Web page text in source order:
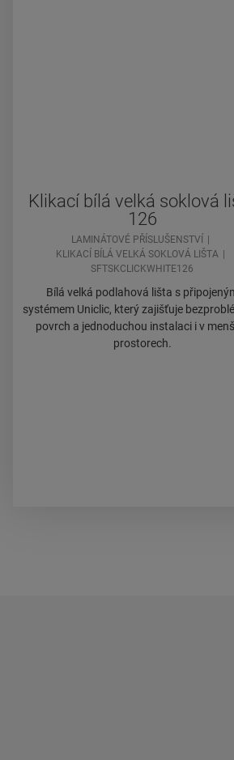
Klikací bílá velká soklová
126
LAMINÁTOVÉ PŘÍSLUŠENSTVÍ
KLIKACÍ BÍLÁ VELKÁ SOKLOVÁ LIŠTA
SFTSKCLICKWHITE126
Bílá velká podlahová lišta s
systémem Uniclic, který zajišťuje
povrch a jednoduchou instalaci i v
prostorech.